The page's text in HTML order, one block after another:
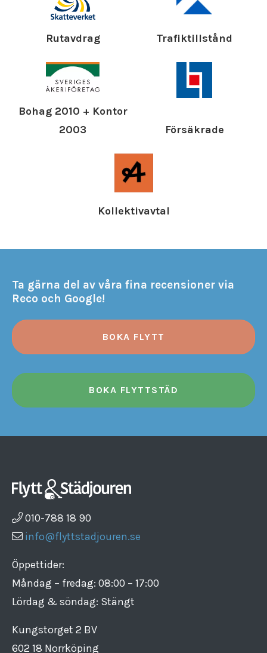
Rutavdrag Trafiktillstånd
Bohag 2010 + Kontor
2003
Försäkrade
Kollektivavtal
Ta gärna del av våra fina recensioner via
Reco och Google!
BOKA FLYTT
BOKA FLYTTSTÄD
010-788 18 90
info@flyttstadjouren.se
Öppettider:
Måndag – fredag: 08:00 – 17:00
Lördag & söndag: Stängt
Kungstorget 2 BV
602 18 Norrköping